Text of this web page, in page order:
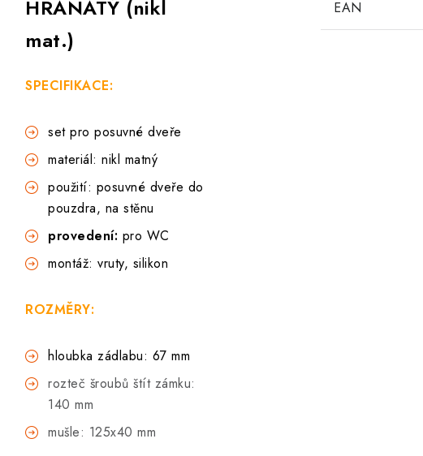
HRANATÝ (nikl
mat.)
SPECIFIKACE:
set pro posuvné dveře
materiál: nikl matný
použití: posuvné dveře do
pouzdra, na stěnu
provedení: pro WC
montáž: vruty, silikon
ROZMĚRY:
hloubka zádlabu: 67 mm
rozteč šroubů štít zámku:
140 mm
mušle: 125x40 mm
EAN